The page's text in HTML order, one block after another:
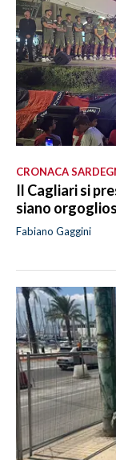
CRONACA
Il Cagliari si
siano
Fabiano Gaggini